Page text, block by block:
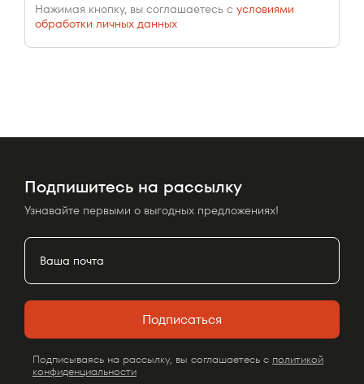
Нажимая кнопку, вы соглашаетесь с условиями
обработки личных данных
Подпишитесь на рассылку
Узнавайте первыми о выгодных предложениях!
Подписаться
Подписываясь на рассылку, вы соглашаетесь с политикой
конфиденциальности